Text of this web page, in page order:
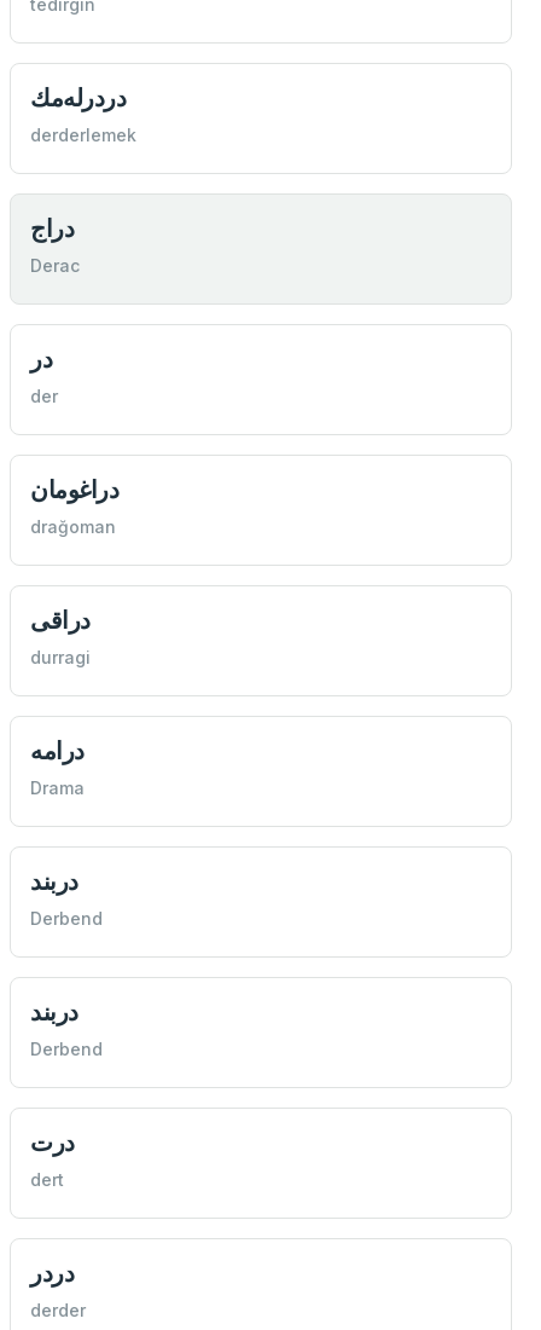
دردرله‌مك
derderlemek
دراج
Derac
در
der
دراغومان
drağoman
دراقی
durragi
درامه
Drama
دربند
Derbend
دربند
Derbend
درت
dert
دردر
derder